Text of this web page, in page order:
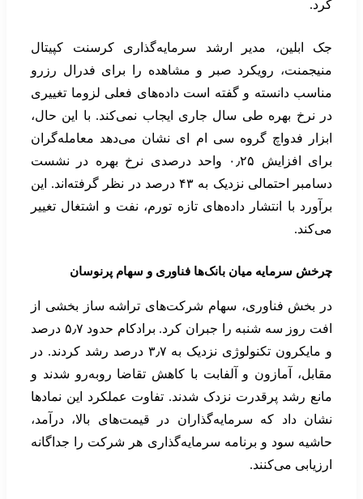
کرد.
جک ابلین، مدیر ارشد سرمایه‌گذاری کرسنت کپیتال
منیجمنت، رویکرد صبر و مشاهده را برای فدرال رزرو
مناسب دانسته و گفته است داده‌های فعلی لزوما تغییری
در نرخ بهره طی سال جاری ایجاب نمی‌کند. با این حال،
ابزار فدواچ گروه سی ام ای نشان می‌دهد معامله‌گران
برای افزایش ۰٫۲۵ واحد درصدی نرخ بهره در نشست
دسامبر احتمالی نزدیک به ۴۳ درصد در نظر گرفته‌اند. این
برآورد با انتشار داده‌های تازه تورم، نفت و اشتغال تغییر
می‌کند.
چرخش سرمایه میان بانک‌ها فناوری و سهام پرنوسان
در بخش فناوری، سهام شرکت‌های تراشه ساز بخشی از
افت روز سه شنبه را جبران کرد. برادکام حدود ۵٫۷ درصد
و مایکرون تکنولوژی نزدیک به ۳٫۷ درصد رشد کردند. در
مقابل، آمازون و آلفابت با کاهش تقاضا روبه‌رو شدند و
مانع رشد پرقدرت نزدک شدند. تفاوت عملکرد این نمادها
نشان داد که سرمایه‌گذاران در قیمت‌های بالا، درآمد،
حاشیه سود و برنامه سرمایه‌گذاری هر شرکت را جداگانه
ارزیابی می‌کنند.